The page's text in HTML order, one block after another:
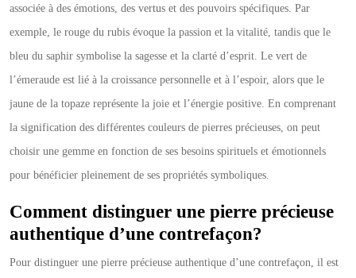
associée à des émotions, des vertus et des pouvoirs spécifiques. Par
exemple, le rouge du rubis évoque la passion et la vitalité, tandis que le
bleu du saphir symbolise la sagesse et la clarté d’esprit. Le vert de
l’émeraude est lié à la croissance personnelle et à l’espoir, alors que le
jaune de la topaze représente la joie et l’énergie positive. En comprenant
la signification des différentes couleurs de pierres précieuses, on peut
choisir une gemme en fonction de ses besoins spirituels et émotionnels
pour bénéficier pleinement de ses propriétés symboliques.
Comment distinguer une pierre précieuse
authentique d’une contrefaçon?
Pour distinguer une pierre précieuse authentique d’une contrefaçon, il est